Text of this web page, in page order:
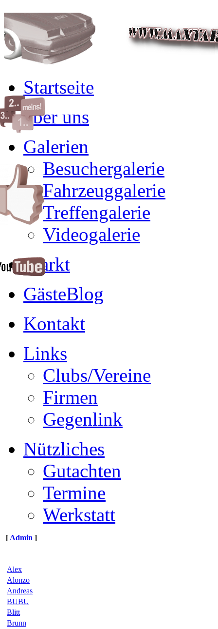
Startseite
über uns
Galerien
Besuchergalerie
Fahrzeuggalerie
Treffengalerie
Videogalerie
Markt
GästeBlog
Kontakt
Links
Clubs/Vereine
Firmen
Gegenlink
Nützliches
Gutachten
Termine
Werkstatt
[ Admin ]
Alex
Alonzo
Andreas
BUBU
Blitt
Brunn